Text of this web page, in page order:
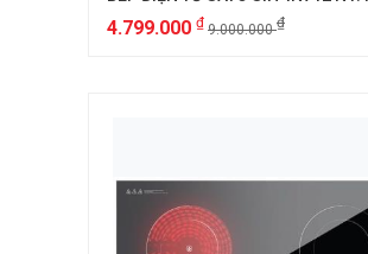
4.799.000 ₫ 9.000.000₫